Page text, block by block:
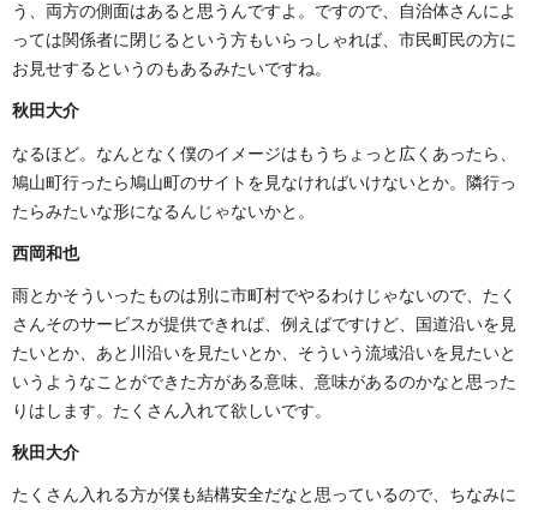
う、両方の側面はあると思うんですよ。ですので、自治体さんによ
っては関係者に閉じるという方もいらっしゃれば、市民町民の方に
お見せするというのもあるみたいですね。
秋田大介
なるほど。なんとなく僕のイメージはもうちょっと広くあったら、
鳩山町行ったら鳩山町のサイトを見なければいけないとか。隣行っ
たらみたいな形になるんじゃないかと。
西岡和也
雨とかそういったものは別に市町村でやるわけじゃないので、たく
さんそのサービスが提供できれば、例えばですけど、国道沿いを見
たいとか、あと川沿いを見たいとか、そういう流域沿いを見たいと
いうようなことができた方がある意味、意味があるのかなと思った
りはします。たくさん入れて欲しいです。
秋田大介
たくさん入れる方が僕も結構安全だなと思っているので、ちなみに